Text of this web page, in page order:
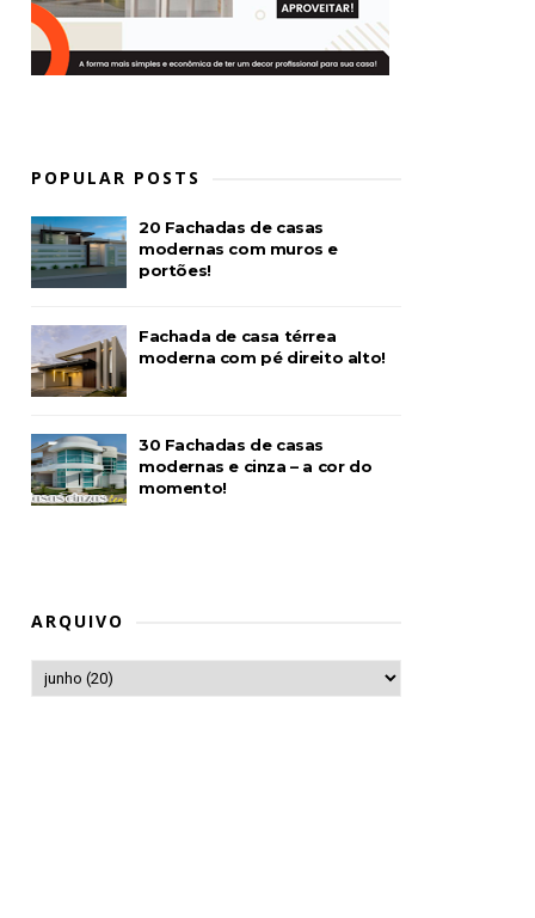
POPULAR POSTS
20 Fachadas de casas
modernas com muros e
portões!
Fachada de casa térrea
moderna com pé direito alto!
30 Fachadas de casas
modernas e cinza – a cor do
momento!
ARQUIVO